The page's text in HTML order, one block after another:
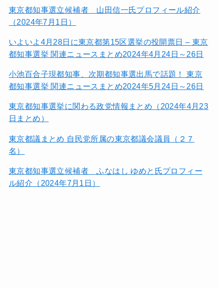
東京都知事選立候補者 山田信一氏プロフィール紹介
（2024年7月1日）
いよいよ4月28日に東京都第15区選挙の投開票日 – 東京
都知事選挙 関連ニュースまとめ2024年4月24日～26日
小池百合子現都知事、次期都知事選出馬で話題！ 東京
都知事選挙 関連ニュースまとめ2024年5月24日～26日
東京都知事選挙に関わる政党情報まとめ（2024年4月23
日まとめ）
東京都議まとめ 自民党所属の東京都議会議員（２７
名）
東京都知事選立候補者 ふなはし ゆめと氏プロフィー
ル紹介（2024年7月1日）